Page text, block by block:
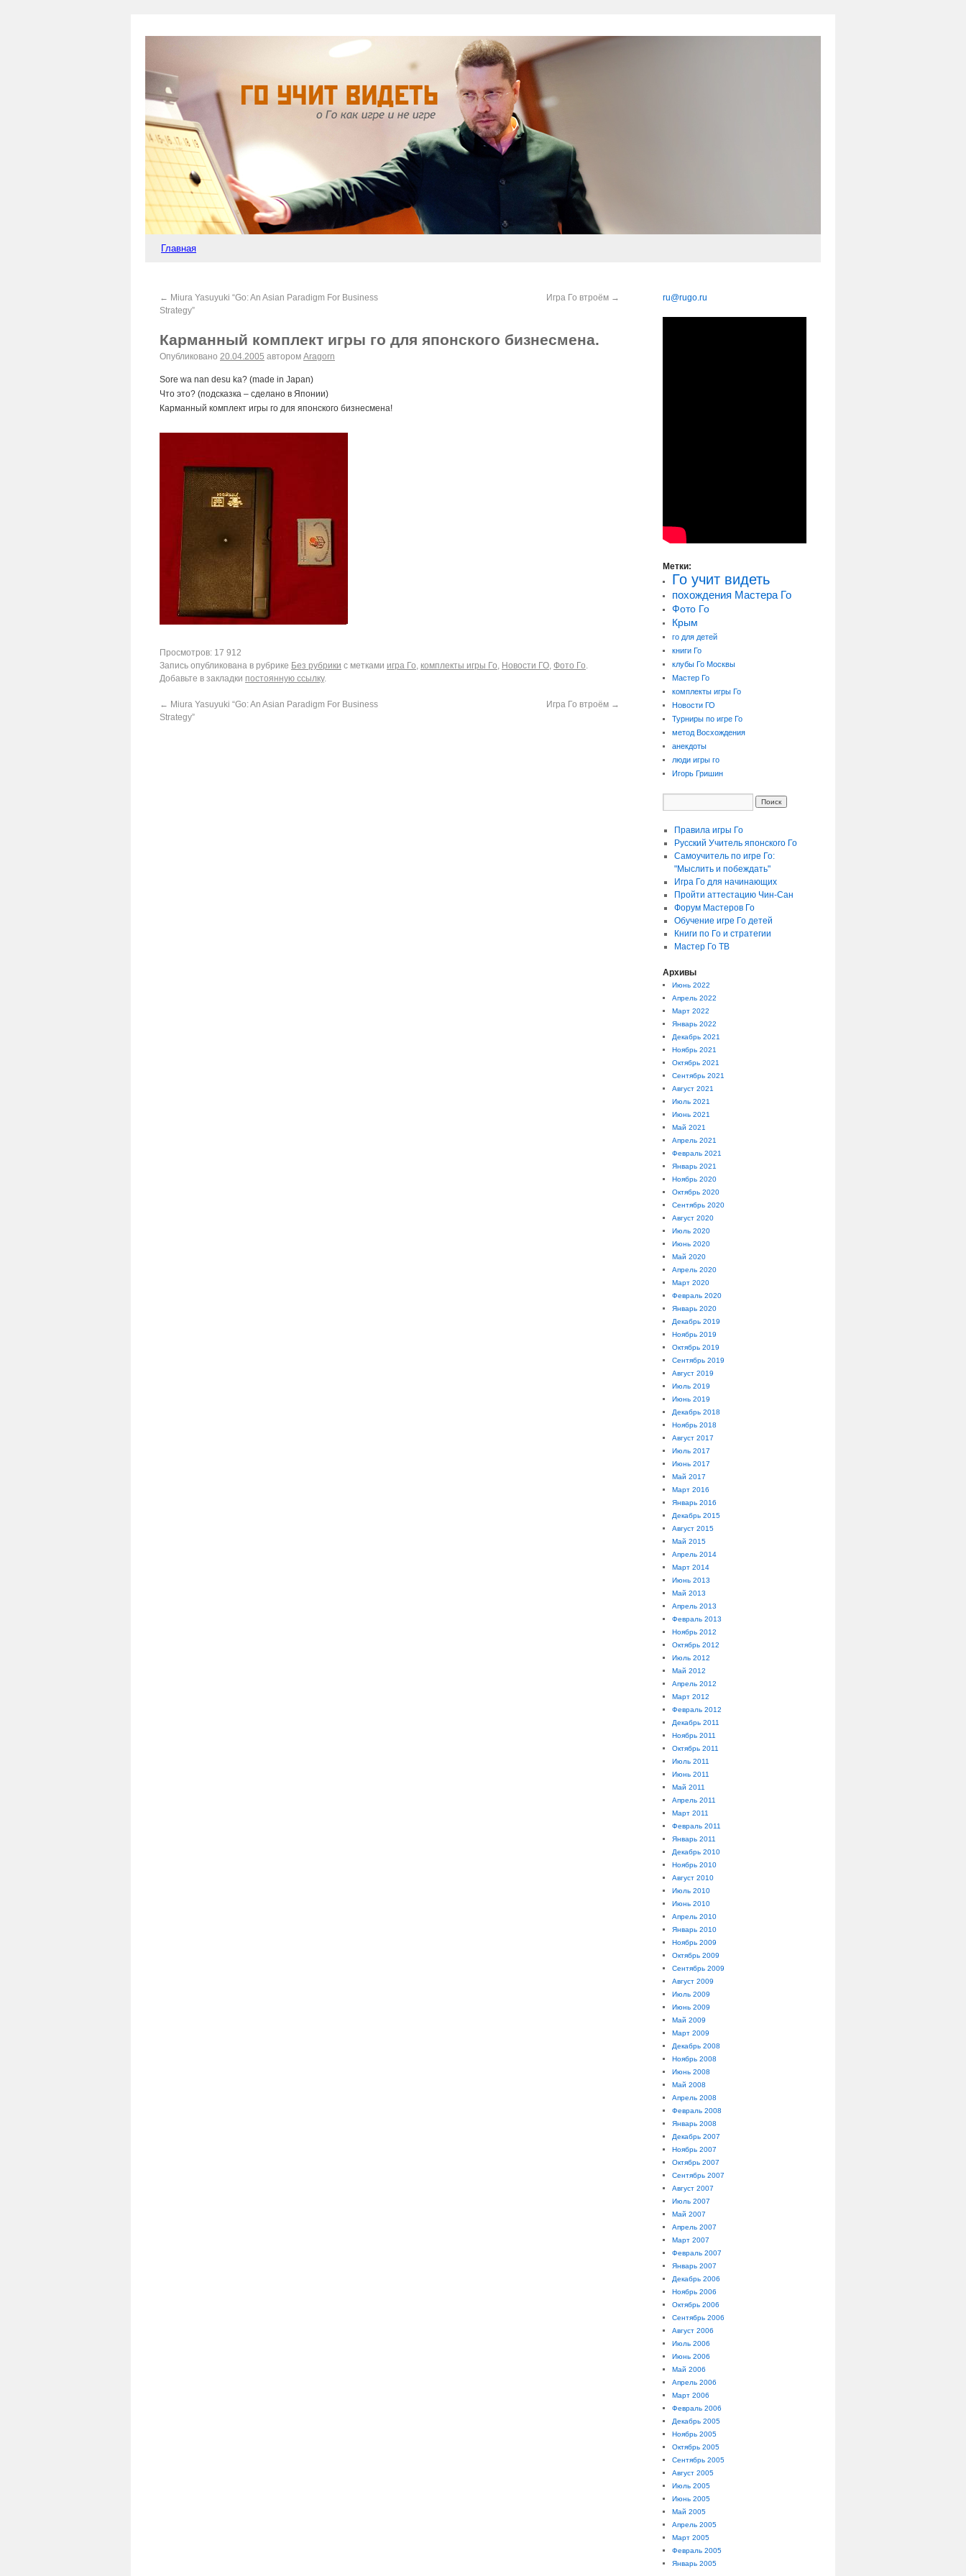
Главная
← Miura Yasuyuki “Go: An Asian Paradigm For Business
Strategy”
Игра Го втроём →
Карманный комплект игры го для японского бизнесмена.
Опубликовано 20.04.2005 автором Aragorn
Sore wa nan desu ka? (made in Japan)
Что это? (подсказка – сделано в Японии)
Карманный комплект игры го для японского бизнесмена!
Просмотров: 17 912
Запись опубликована в рубрике Без рубрики с метками игра Го, комплекты игры Го, Новости ГО, Фото Го.
Добавьте в закладки постоянную ссылку.
← Miura Yasuyuki “Go: An Asian Paradigm For Business
Strategy”
Игра Го втроём →
ru@rugo.ru
Метки:
Го учит видеть
похождения Мастера Го
Фото Го
Крым
го для детей
книги Го
клубы Го Москвы
Мастер Го
комплекты игры Го
Новости ГО
Турниры по игре Го
метод Восхождения
анекдоты
люди игры го
Игорь Гришин
Правила игры Го
Русский Учитель японского Го
Самоучитель по игре Го:
"Мыслить и побеждать"
Игра Го для начинающих
Пройти аттестацию Чин-Сан
Форум Мастеров Го
Обучение игре Го детей
Книги по Го и стратегии
Мастер Го ТВ
Архивы
Июнь 2022
Апрель 2022
Март 2022
Январь 2022
Декабрь 2021
Ноябрь 2021
Октябрь 2021
Сентябрь 2021
Август 2021
Июль 2021
Июнь 2021
Май 2021
Апрель 2021
Февраль 2021
Январь 2021
Ноябрь 2020
Октябрь 2020
Сентябрь 2020
Август 2020
Июль 2020
Июнь 2020
Май 2020
Апрель 2020
Март 2020
Февраль 2020
Январь 2020
Декабрь 2019
Ноябрь 2019
Октябрь 2019
Сентябрь 2019
Август 2019
Июль 2019
Июнь 2019
Декабрь 2018
Ноябрь 2018
Август 2017
Июль 2017
Июнь 2017
Май 2017
Март 2016
Январь 2016
Декабрь 2015
Август 2015
Май 2015
Апрель 2014
Март 2014
Июнь 2013
Май 2013
Апрель 2013
Февраль 2013
Ноябрь 2012
Октябрь 2012
Июль 2012
Май 2012
Апрель 2012
Март 2012
Февраль 2012
Декабрь 2011
Ноябрь 2011
Октябрь 2011
Июль 2011
Июнь 2011
Май 2011
Апрель 2011
Март 2011
Февраль 2011
Январь 2011
Декабрь 2010
Ноябрь 2010
Август 2010
Июль 2010
Июнь 2010
Апрель 2010
Январь 2010
Ноябрь 2009
Октябрь 2009
Сентябрь 2009
Август 2009
Июль 2009
Июнь 2009
Май 2009
Март 2009
Декабрь 2008
Ноябрь 2008
Июнь 2008
Май 2008
Апрель 2008
Февраль 2008
Январь 2008
Декабрь 2007
Ноябрь 2007
Октябрь 2007
Сентябрь 2007
Август 2007
Июль 2007
Май 2007
Апрель 2007
Март 2007
Февраль 2007
Январь 2007
Декабрь 2006
Ноябрь 2006
Октябрь 2006
Сентябрь 2006
Август 2006
Июль 2006
Июнь 2006
Май 2006
Апрель 2006
Март 2006
Февраль 2006
Декабрь 2005
Ноябрь 2005
Октябрь 2005
Сентябрь 2005
Август 2005
Июль 2005
Июнь 2005
Май 2005
Апрель 2005
Март 2005
Февраль 2005
Январь 2005